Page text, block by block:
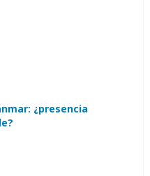
¿presencia